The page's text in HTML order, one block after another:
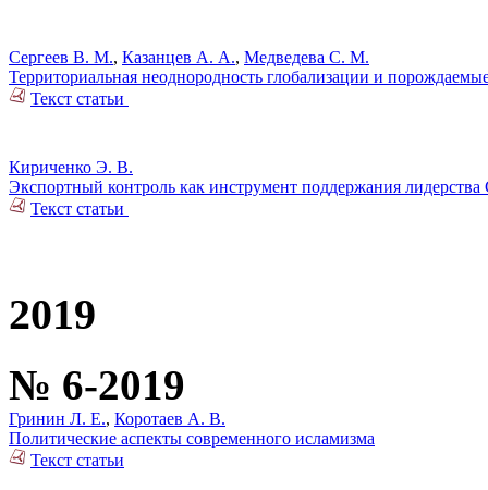
Сергеев В. М., Казанцев А. А., Медведева С. М.
Территориальная неоднородность глобализации и
Текст статьи
Кириченко Э. В.
Экспортный контроль как инструмент поддержания
Текст статьи
2019
№ 6-2019
Гринин Л. Е., Коротаев А. В.
Политические аспекты современного исламизма
Текст статьи